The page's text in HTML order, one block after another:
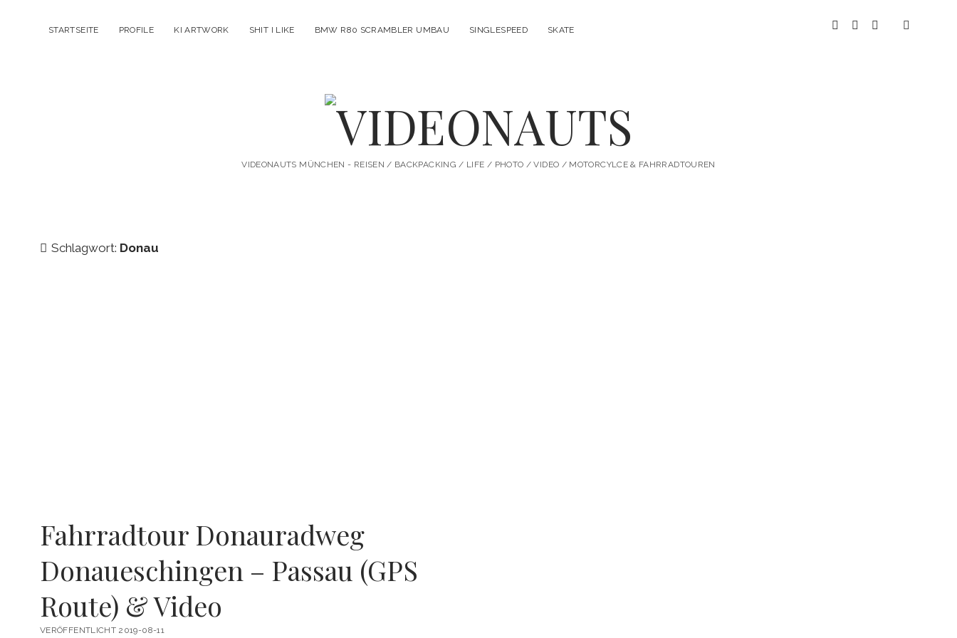
STARTSEITE PROFILE KI ARTWORK SHIT I LIKE BMW R80 SCRAMBLER UMBAU SINGLESPEED SKATE instagram
youtubespotify
VIDEONAUTS
VIDEONAUTS MÜNCHEN - REISEN / BACKPACKING / LIFE / PHOTO / VIDEO / MOTORCYLCE & FAHRRADTOUREN
Schlagwort: Donau
Fahrradtour Donauradweg
Donaueschingen – Passau (GPS
Route) & Video
VERÖFFENTLICHT 2019-08-11